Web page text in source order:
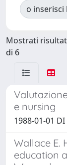
o inserisci
Mostrati
di 6
e nursing
1988-01-01
Wallace E.
education